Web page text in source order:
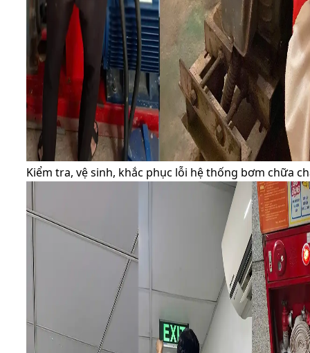
Kiểm tra, vệ sinh, khắc phục lỗi hệ thống bơm chữa